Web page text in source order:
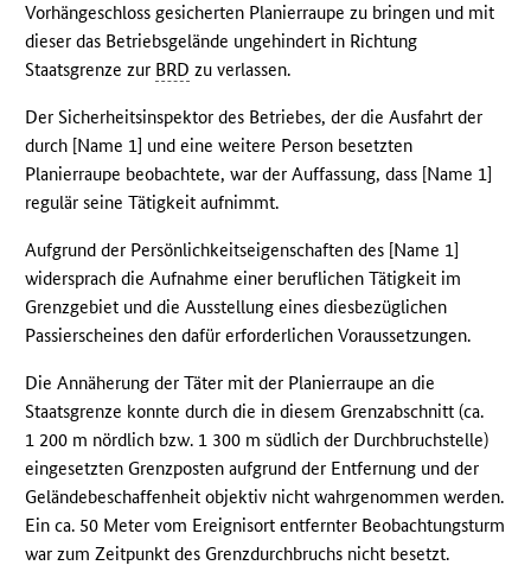
Vorhängeschloss gesicherten Planierraupe zu bringen und mit
dieser das Betriebsgelände ungehindert in Richtung
Staatsgrenze zur BRD zu verlassen.
Der Sicherheitsinspektor des Betriebes, der die Ausfahrt der
durch [Name 1] und eine weitere Person besetzten
Planierraupe beobachtete, war der Auffassung, dass [Name 1]
regulär seine Tätigkeit aufnimmt.
Aufgrund der Persönlichkeitseigenschaften des [Name 1]
widersprach die Aufnahme einer beruflichen Tätigkeit im
Grenzgebiet und die Ausstellung eines diesbezüglichen
Passierscheines den dafür erforderlichen Voraussetzungen.
Die Annäherung der Täter mit der Planierraupe an die
Staatsgrenze konnte durch die in diesem Grenzabschnitt (ca.
1 200 m nördlich bzw. 1 300 m südlich der Durchbruchstelle)
eingesetzten Grenzposten aufgrund der Entfernung und der
Geländebeschaffenheit objektiv nicht wahrgenommen werden.
Ein ca. 50 Meter vom Ereignisort entfernter Beobachtungsturm
war zum Zeitpunkt des Grenzdurchbruchs nicht besetzt.